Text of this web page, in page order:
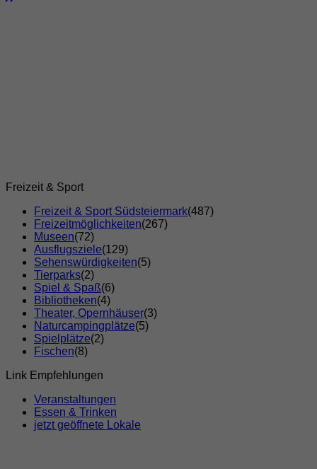
Freizeit & Sport
Freizeit & Sport Südsteiermark(487)
Freizeitmöglichkeiten(267)
Museen(72)
Ausflugsziele(129)
Sehenswürdigkeiten(5)
Tierparks(2)
Spiel & Spaß(6)
Bibliotheken(4)
Theater, Opernhäuser(3)
Naturcampingplätze(5)
Spielplätze(2)
Fischen(8)
Link Empfehlungen
Veranstaltungen
Essen & Trinken
jetzt geöffnete Lokale